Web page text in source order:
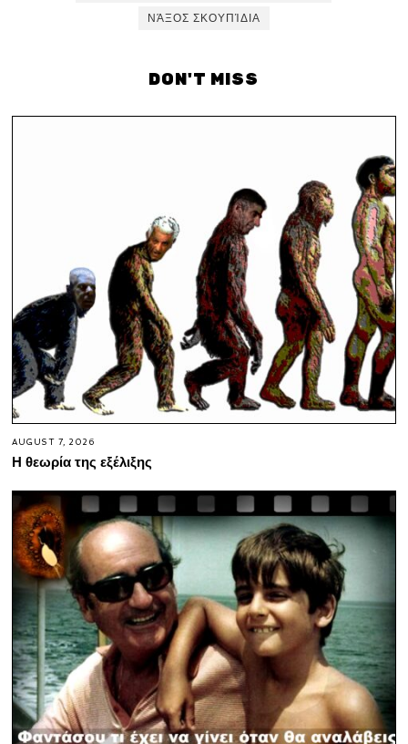
ΝΆΞΟΣ ΣΚΟΥΠΊΔΙΑ
DON'T MISS
AUGUST 7, 2026
Η θεωρία της εξέλιξης